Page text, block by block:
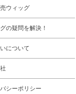
ウィッグ
の疑問を解決！
について
シーポリシー